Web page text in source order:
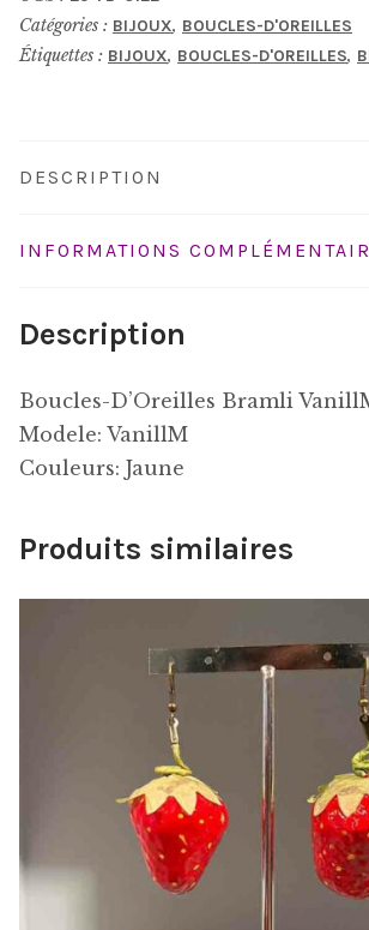
Catégories : BIJOUX, BOUCLES-D'OREILLES
Étiquettes : BIJOUX, BOUCLES-D'OREILLES,
DESCRIPTION
INFORMATIONS
Description
Boucles-D’Oreilles Bramli
Modele: VanillM
Couleurs: Jaune
Produits similaires